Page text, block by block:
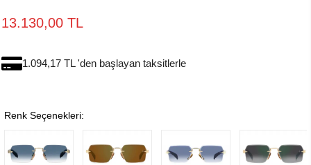
13.130,00 TL
1.094,17 TL 'den başlayan taksitlerle
Renk Seçenekleri: